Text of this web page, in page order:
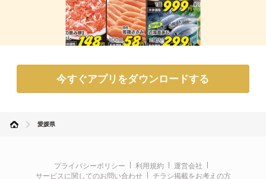
今すぐアプリをダウンロードする
愛媛県
プライバシーポリシー 利用規約
運営会社
サービスに関してのお問い合わせ
チラシ掲載をお考えの方